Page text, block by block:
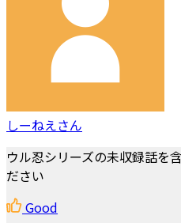
しーねえさん
ウル忍シリーズの未収録話を
ださい
Good